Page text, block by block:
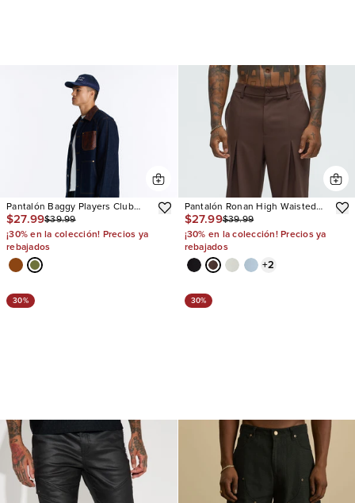
Pantalón Baggy Players Club
Side Zip
$27.99$39.99
¡30% en la colección! Precios ya
rebajados
Pantalón Ronan High Waisted
Pleated
$27.99$39.99
¡30% en la colección! Precios ya
rebajados
+2
30% 30%